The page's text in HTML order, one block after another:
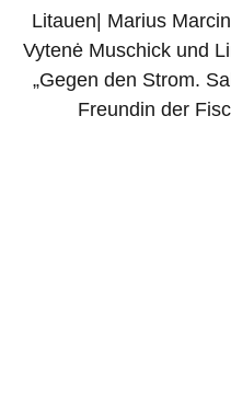
navigation
Litauen| Marius
Vytenė Muschick und
„Gegen den Strom.
Freundin der